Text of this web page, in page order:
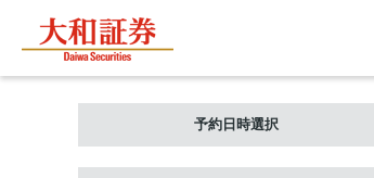
予約日時選択